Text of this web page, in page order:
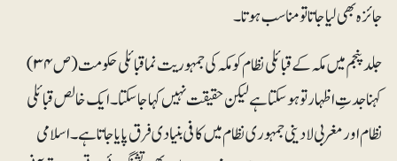
جائزہ بھی لیا جاتا تو مناسب ہوتا ۔
جلد پنجم میں مکہ کے قبائلی نظام کو مکہ کی جمہوریت نما قبائلی حکومت (ص۳۴ )
کہنا جدتِ اظہار تو ہو سکتا ہے لیکن حقیقت نہیں کہا جا سکتا ۔ ایک خالص قبائلی
نظام اور مغربی لادینی جمہوری نظام میں کافی بنیادی فرق پایا جاتا ہے۔ اسلامی